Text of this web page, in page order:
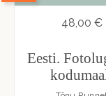
48,00 €
Eesti.